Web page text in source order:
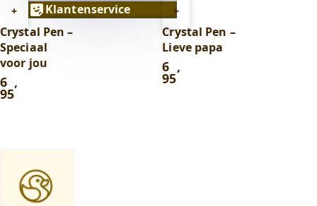
Klantenservice
+
Toevoegen
aan
winkelwagen
Crystal Pen –
Speciaal
voor jou
6 ,
95
+
aan
winkelwagen
Crystal Pen –
Lieve papa
6 ,
95